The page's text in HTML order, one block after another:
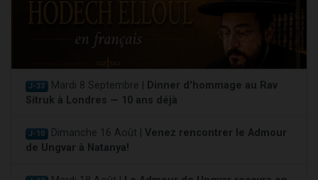
J-33 Mardi 8 Septembre |
Dinner d'hommage au Rav
Sitruk à Londres — 10 ans déjà
J-10 Dimanche 16 Août | Venez rencontrer le Admour
de Ungvar à Natanya!